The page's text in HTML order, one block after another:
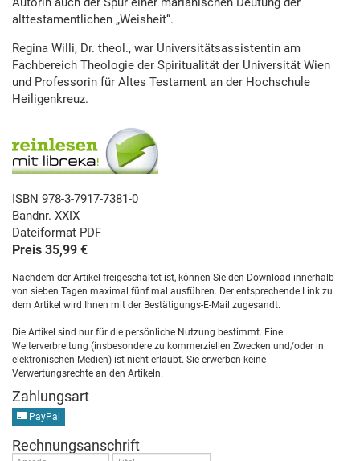
alttestamentlichen „Weisheit“.
Regina Willi, Dr. theol., war Universitätsassistentin am
Fachbereich Theologie der Spiritualität der Universität Wien
und Professorin für Altes Testament an der Hochschule
Heiligenkreuz.
ISBN 978-3-7917-7381-0
Bandnr. XXIX
Dateiformat PDF
Preis 35,99 €
Nachdem der Artikel freigeschaltet ist, können Sie den Download innerhalb
von sieben Tagen maximal fünf mal ausführen. Der entsprechende Link zu
dem Artikel wird Ihnen mit der Bestätigungs-E-Mail zugesandt.
Die Artikel sind nur für die persönliche Nutzung bestimmt. Eine
Weiterverbreitung (insbesondere zu kommerziellen Zwecken und/oder in
elektronischen Medien) ist nicht erlaubt. Sie erwerben keine
Verwertungsrechte an den Artikeln.
Zahlungsart
PayPal
Rechnungsanschrift